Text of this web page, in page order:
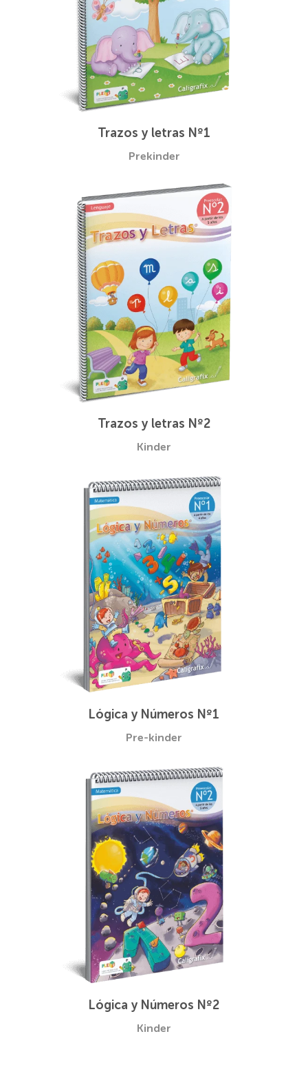
Trazos y letras Nº1
Prekinder
Trazos y letras Nº2
Kinder
Lógica y Números Nº1
Pre-kinder
Lógica y Números Nº2
Kinder